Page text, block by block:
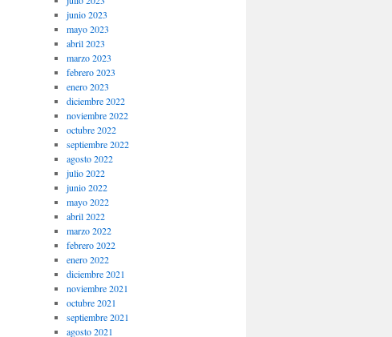
junio 2023
mayo 2023
abril 2023
marzo 2023
febrero 2023
enero 2023
diciembre 2022
noviembre 2022
octubre 2022
septiembre 2022
agosto 2022
julio 2022
junio 2022
mayo 2022
abril 2022
marzo 2022
febrero 2022
enero 2022
diciembre 2021
noviembre 2021
octubre 2021
septiembre 2021
agosto 2021